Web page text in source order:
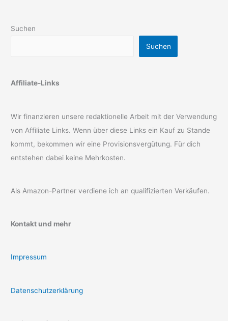
Suchen
Suchen
Affiliate-Links
Wir finanzieren unsere redaktionelle Arbeit mit der Verwendung
von Affiliate Links. Wenn über diese Links ein Kauf zu Stande
kommt, bekommen wir eine Provisionsvergütung. Für dich
entstehen dabei keine Mehrkosten.
Als Amazon-Partner verdiene ich an qualifizierten Verkäufen.
Kontakt und mehr
Impressum
Datenschutzerklärung